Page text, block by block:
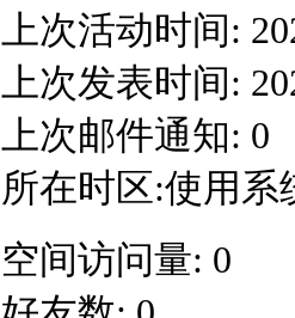
上次活动时间:
上次发表时间:
上次邮件通知: 0
所在时区:使用系
空间访问量: 0